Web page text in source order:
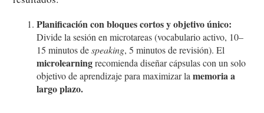
Planificación con bloques cortos y objetivo único:
Divide la sesión en microtareas (vocabulario activo, 10–
15 minutos despeaking, 5 minutos de revisión). El
microlearningrecomienda diseñar cápsulas con un solo
objetivo de aprendizaje para maximizar lamemoria a
largo plazo.